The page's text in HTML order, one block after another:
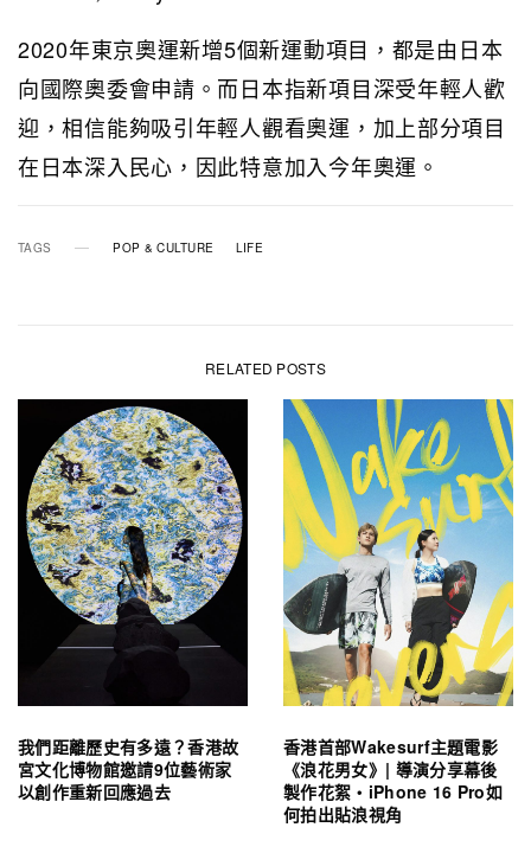
2020年東京奧運新增5個新運動項目，都是由日本
向國際奧委會申請。而日本指新項目深受年輕人歡
迎，相信能夠吸引年輕人觀看奧運，加上部分項目
在日本深入民心，因此特意加入今年奧運。
TAGS POP & CULTURE LIFE
RELATED POSTS
我們距離歷史有多遠？香港故
宮文化博物館邀請9位藝術家
以創作重新回應過去
香港首部Wakesurf主題電影
《浪花男女》| 導演分享幕後
製作花絮・iPhone 16 Pro如
何拍出貼浪視角